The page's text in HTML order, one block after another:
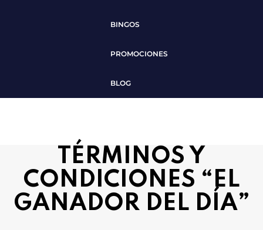
BINGOS
PROMOCIONES
BLOG
TÉRMINOS Y
CONDICIONES “EL
GANADOR DEL DÍA”